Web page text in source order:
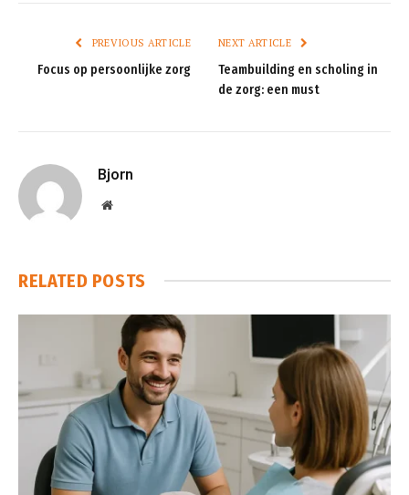
PREVIOUS ARTICLE
Focus op persoonlijke zorg
NEXT ARTICLE
Teambuilding en scholing in
de zorg: een must
Bjorn
Website
RELATED POSTS